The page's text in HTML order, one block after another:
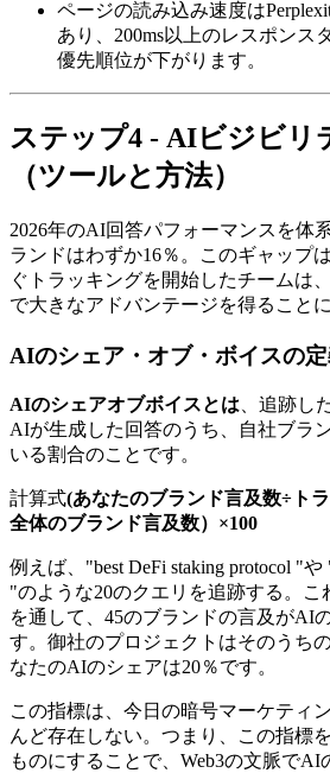
ページの読み込み速度は
あり、200ms以上のレスポンス
優先順位が下がります。
ステップ4 - AIビジビリ
（ツールと方法）
2026年のAI回答パフォーマンスを体
ランドはわずか16％。このギャップ
ぐトラッキングを開始したチームは
で大きなアドバンテージを得ることに
AIのシェア・オブ・ボイスの
AIのシェアオブボイスとは 、追跡し
AIが生成した回答のうち、自社ブラ
いる割合のことです。
計算式(あなたのブランド言及数÷ト
全体のブランド言及数）×100
例えば、"best DeFi staking protocol "や
"のような20のクエリを追跡する。こ
を通して、45のブランドの言及がAI
す。御社のプロジェクトはそのうち
なたのAIのシェアは20％です。
この指標は、今日の暗号マーケティ
んど存在しない。つまり、この指標
ものにすることで、Web3の文脈でAI